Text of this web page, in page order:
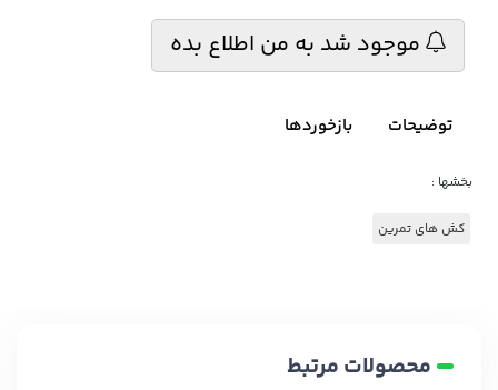
موجود شد به من اطلاع بده
توضیحات بازخوردها
بخشها :
کش های تمرین
محصولات مرتبط